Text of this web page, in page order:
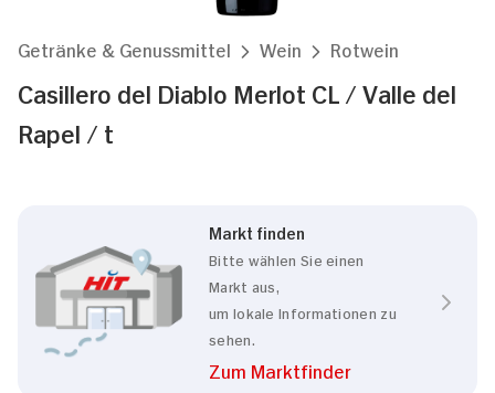
Getränke & Genussmittel Wein Rotwein
Casillero del Diablo Merlot CL / Valle del
Rapel / t
Markt finden
Bitte wählen Sie einen
Markt aus,
um lokale Informationen zu
sehen.
Zum Marktfinder